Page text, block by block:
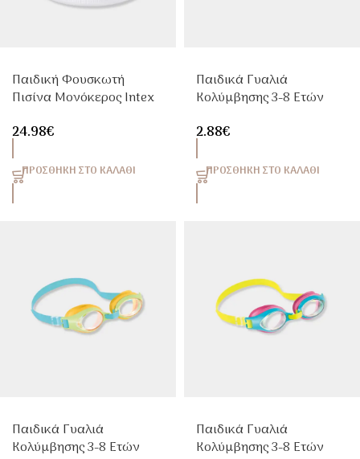
Παιδική Φουσκωτή
Πισίνα Μονόκερος Intex
127x102x69cm Με
24.98€
ΠΡΟΣΘΉΚΗ ΣΤΟ ΚΑΛΆΘΙ
Παιδικά Γυαλιά
Κολύμβησης 3-8 Ετών
2.88€
ΠΡΟΣΘΉΚΗ ΣΤΟ ΚΑΛΆΘΙ
Παιδικά Γυαλιά
Κολύμβησης 3-8 Ετών
Παιδικά Γυαλιά
Κολύμβησης 3-8 Ετών